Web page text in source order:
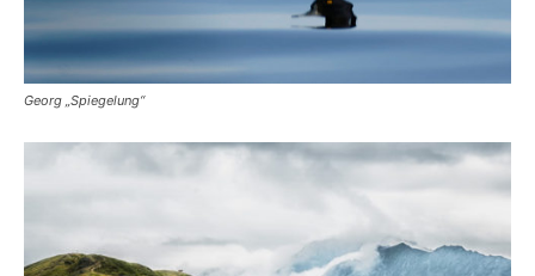
Georg „Spiegelung“